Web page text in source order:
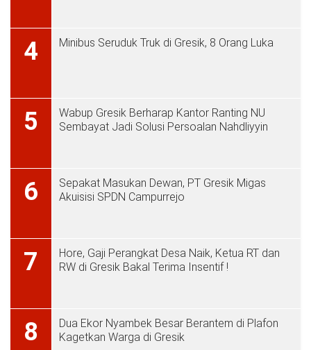
4 Minibus Seruduk Truk di Gresik, 8 Orang Luka
5
Wabup Gresik Berharap Kantor Ranting NU
Sembayat Jadi Solusi Persoalan Nahdliyyin
6
Sepakat Masukan Dewan, PT Gresik Migas
Akuisisi SPDN Campurrejo
7
Hore, Gaji Perangkat Desa Naik, Ketua RT dan
RW di Gresik Bakal Terima Insentif !
8
Dua Ekor Nyambek Besar Berantem di Plafon
Kagetkan Warga di Gresik